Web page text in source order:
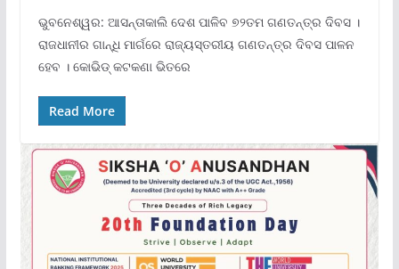
ଭୁବନେଶ୍ୱର: ଆସନ୍ତାକାଲି ଦେଶ ପାଳିବ ୭୨ତମ ଗଣତନ୍ତ୍ର ଦିବସ ।
ରାଜଧାନୀର ଗାନ୍ଧି ମାର୍ଗରେ ରାଜ୍ୟସ୍ତରୀୟ ଗଣତନ୍ତ୍ର ଦିବସ ପାଳନ
ହେବ । କୋଭିଡ୍ କଟକଣା ଭିତରେ
Read More